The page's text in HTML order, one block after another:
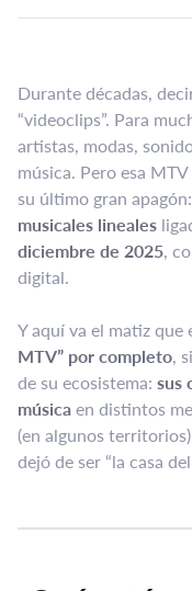
Durante décadas,
“videoclips”. Para
artistas, modas,
música. Pero esa
su último gran apagón:
musicales lineales
diciembre de 2025,
digital.
Y aquí va el matiz
MTV” por completo,
de su ecosistema: sus
músicaen distintos
(en algunos
dejó de ser “la casa